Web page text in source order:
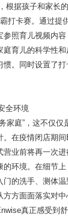
根据孩子和家长
打卡赛。通过提
照育儿视频内容
育儿的科学性
。同时设置了
全环境
家庭”，这不仅
。在疫情闭店期
业前将再一次进
环境。在细节
的洗手、测体温
方面面落实对
真正感受到舒